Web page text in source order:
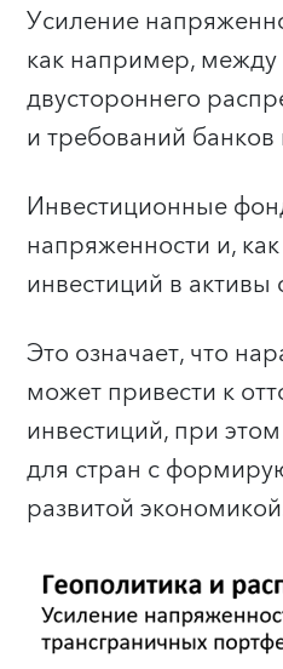
Усиление
как например,
двустороннего
и требований
Инвестиционные
напряженности и,
инвестиций в
Это означает, что
может привести к
инвестиций, при
для стран с
развитой